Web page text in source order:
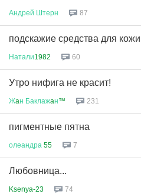
Андрей Штерн 87
подскажие средства для кожи
Натали1982 60
Утро нифига не красит!
Жaн Баклажaн™ 231
пигментные пятна
олеандра 55 7
Любовница...
Ksenya-23 74